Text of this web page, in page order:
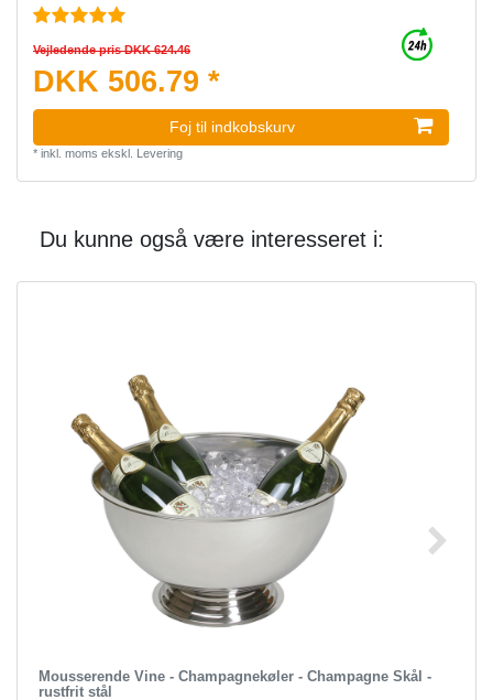
Vejledende pris DKK 624.46
DKK 506.79 *
Foj til indkobskurv
* inkl. moms ekskl. Levering
Du kunne også være interesseret i:
Mousserende Vine - Champagnekøler - Champagne Skål -
rustfrit stål